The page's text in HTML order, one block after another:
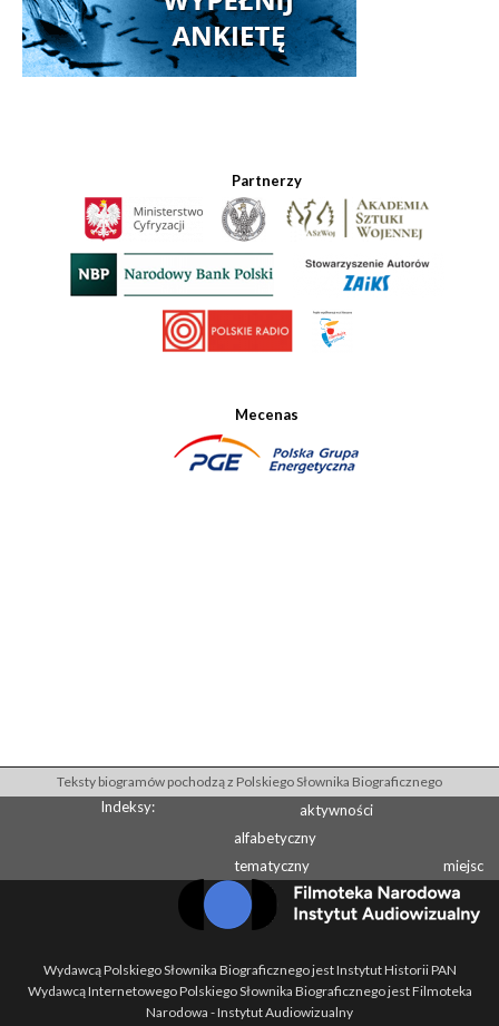
Partnerzy
Mecenas
Teksty biogramów pochodzą z Polskiego Słownika Biograficznego
Indeksy:
aktywności
alfabetyczny
tematyczny
miejsc
Wydawcą Polskiego Słownika Biograficznego jest Instytut Historii PAN
Wydawcą Internetowego Polskiego Słownika Biograficznego jest Filmoteka
Narodowa - Instytut Audiowizualny